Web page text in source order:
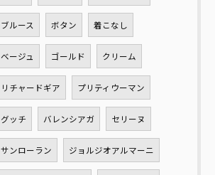
ブルース ボタン 着こなし
ベージュ ゴールド クリーム
リチャードギア プリティウーマン
グッチ バレンシアガ セリーヌ
サンローラン ジョルジオアルマーニ